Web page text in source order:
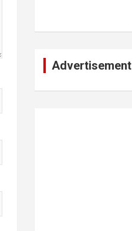
Advertisement